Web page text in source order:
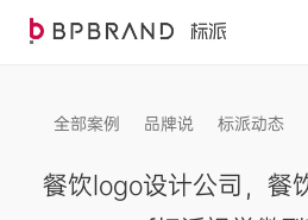
全部案例 品牌说 标派动态
餐饮logo设计公司，餐